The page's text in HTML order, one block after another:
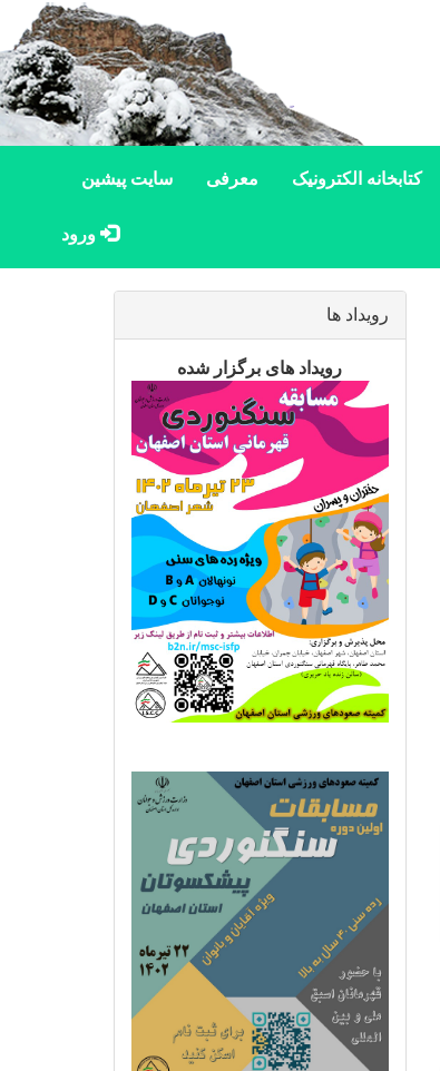
کتابخانه الکترونیک معرفی سایت پیشین
ورود
رویداد ها
رویداد های برگزار شده